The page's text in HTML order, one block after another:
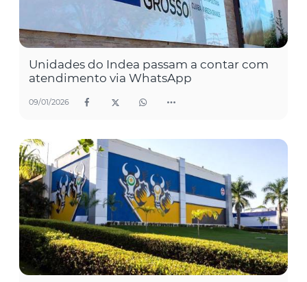
Unidades do Indea passam a contar com
atendimento via WhatsApp
09/01/2026